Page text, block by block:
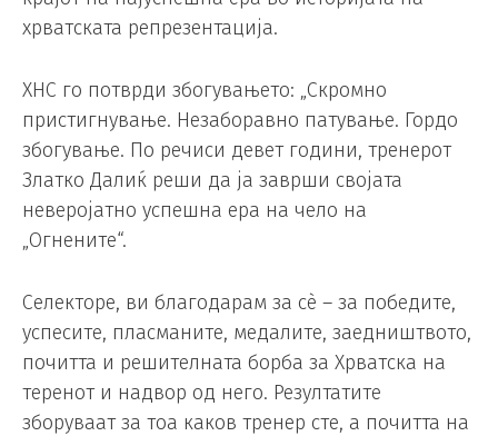
хрватската репрезентација.
ХНС го потврди збогувањето: „Скромно
пристигнување. Незаборавно патување. Гордо
збогување. По речиси девет години, тренерот
Златко Далиќ реши да ја заврши својата
неверојатно успешна ера на чело на
„Огнените“.
Селекторе, ви благодарам за сè – за победите,
успесите, пласманите, медалите, заедништвото,
почитта и решителната борба за Хрватска на
теренот и надвор од него. Резултатите
зборуваат за тоа каков тренер сте, а почитта на